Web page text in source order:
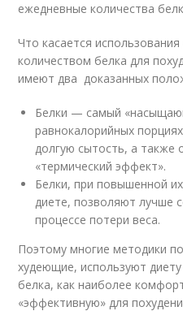
ежедневные количества
Что касается
количеством белка для
имеют два доказанных
Белки — самый
равнокалорийных
долгую сытость, а также
«термический эффект».
Белки, при повышенной
диете, позволяют лучше
процессе потери веса.
Поэтому многие методики
худеющие, используют
белка, как наиболее
«эффективную» для